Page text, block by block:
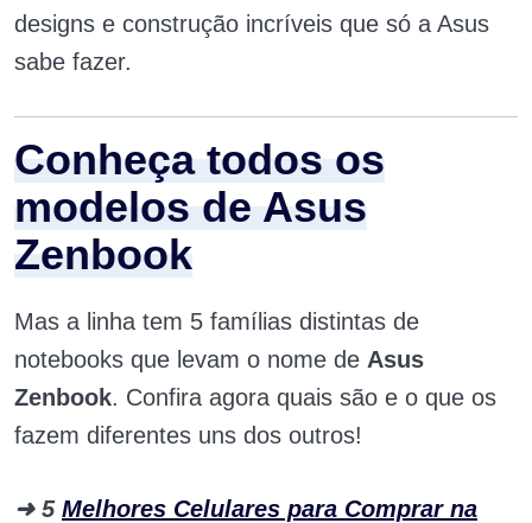
designs e construção incríveis que só a Asus
sabe fazer.
Conheça todos os
modelos de Asus
Zenbook
Mas a linha tem 5 famílias distintas de
notebooks que levam o nome de Asus
Zenbook. Confira agora quais são e o que os
fazem diferentes uns dos outros!
➜ 5 Melhores Celulares para Comprar na